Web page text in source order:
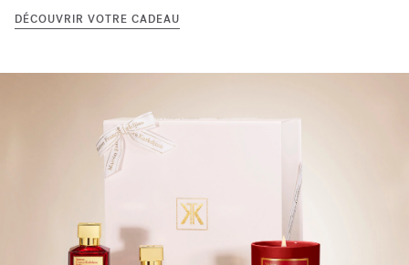
DÉCOUVRIR VOTRE CADEAU